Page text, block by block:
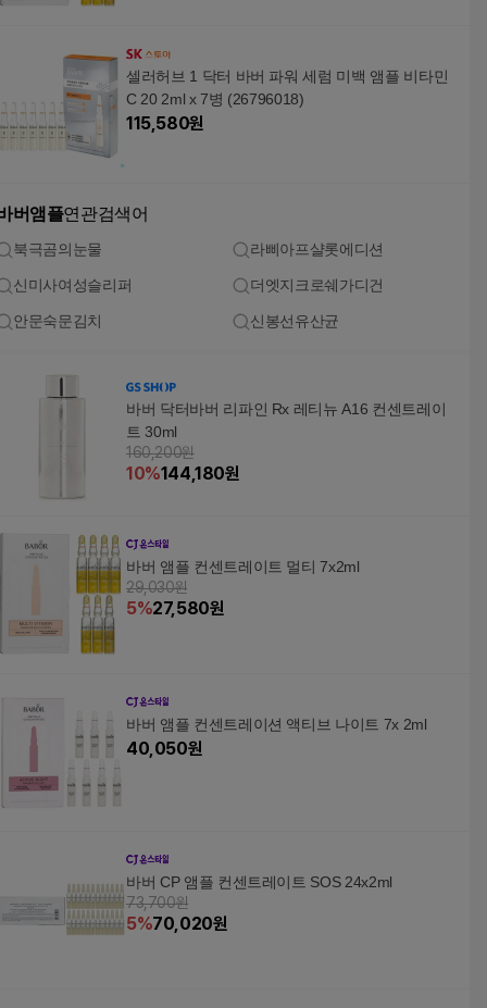
셀러허브 1 닥터 바버 파워 세럼 미백 앰플 비타민
C 20 2ml x 7병 (26796018)
115,580원
버앰플연관검색어
북극곰의눈물 라삐아프샬롯에디션
신미사여성슬리퍼 더엣지크로쉐가디건
안문숙문김치 신봉선유산균
바버 닥터바버 리파인 Rx 레티뉴 A16 컨센트레이
트 30ml
160,200원
10%144,180원
바버 앰플 컨센트레이트 멀티 7x2ml
29,030원
5%27,580원
바버 앰플 컨센트레이션 액티브 나이트 7x 2ml
40,050원
바버 CP 앰플 컨센트레이트 SOS 24x2ml
73,700원
5%70,020원